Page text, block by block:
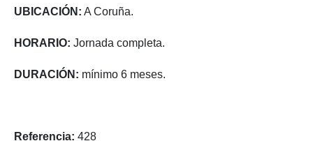
UBICACIÓN: A Coruña.
HORARIO: Jornada completa.
DURACIÓN: mínimo 6 meses.
Referencia: 428